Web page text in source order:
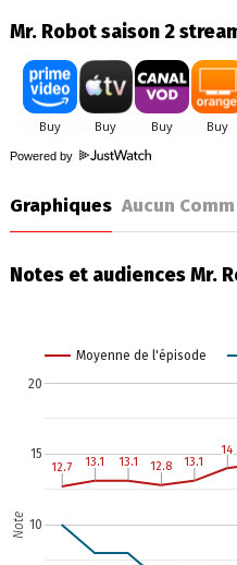
Mr. Robot saison 2
Powered by
Graphiques Aucun Comm
Notes et audiences Mr.
Moyenne de l'épisode
10
15
20
12.7
12.7 13.1
13.1 13.1
13.1 12.8
12.8 13.1
13.1
14
14
Note